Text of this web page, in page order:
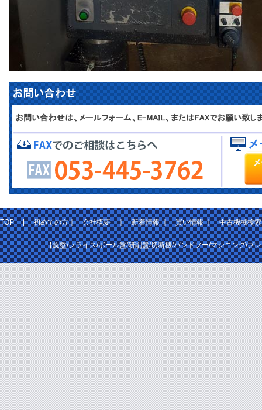
TOP|初めての方｜会社概要｜新着情報｜買い情報｜中古機械検索
【旋盤/フライス/ボール盤/研削盤/切断機/バンドソー/マシニング/プ